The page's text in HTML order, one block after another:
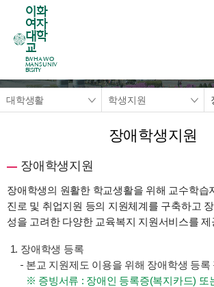
이화
여자
대학
교
EWHA WO
MANS UNIV
ERSITY
대학생활 학생지원
장애학생지원
장애학생지원
장애학생의 원활한 학교생활을 위해 교수학습
진로 및 취업지원 등의 지원체계를 구축하고
성을 고려한 다양한 교육복지 지원서비스를
장애학생 등록
본교 지원제도 이용을 위해 장애학생 등록
증빙서류 : 장애인 등록증(복지카드) 또